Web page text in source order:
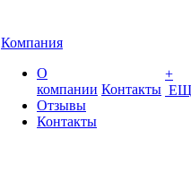
Компания
О
компании
Отзывы
Контакты
Контакты
+